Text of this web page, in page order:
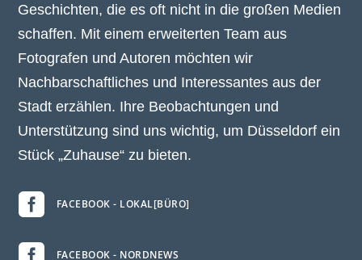
Geschichten, die es oft nicht in die großen Medien
schaffen. Mit einem erweiterten Team aus
Fotografen und Autoren möchten wir
Nachbarschaftliches und Interessantes aus der
Stadt erzählen. Ihre Beobachtungen und
Unterstützung sind uns wichtig, um Düsseldorf ein
Stück „Zuhause“ zu bieten.
 FACEBOOK - LOKAL[BÜRO]
FACEBOOK - NORDNEWS